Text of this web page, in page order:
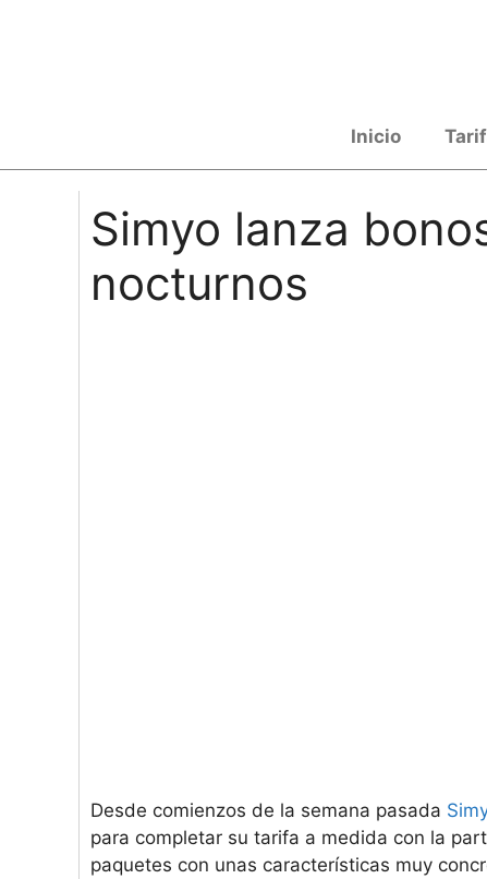
Inicio
Simyo lanza
nocturnos
Desde comienzos de la semana pasada
para completar su tarifa a medida con la
paquetes con unas características muy